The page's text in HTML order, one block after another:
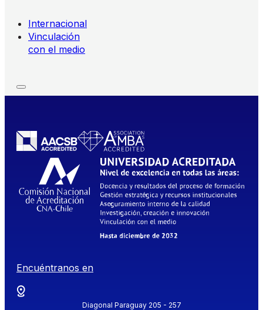
Internacional
Vinculación
con el medio
Encuéntranos en
Diagonal Paraguay 205 - 257